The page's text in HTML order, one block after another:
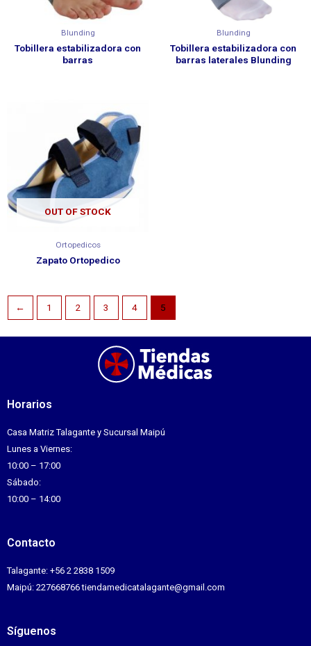
Blunding
Tobillera estabilizadora con
barras
Blunding
Tobillera estabilizadora con
barras laterales Blunding
OUT OF STOCK
Ortopedicos
Zapato Ortopedico
← 1 2 3 4 5
Horarios
Casa Matriz Talagante y Sucursal Maipú
Lunes a Viernes:
10:00 – 17:00
Sábado:
10:00 – 14:00
Contacto
Talagante: +56 2 2838 1509
Maipú: 227668766 tiendamedicatalagante@gmail.com
Síguenos